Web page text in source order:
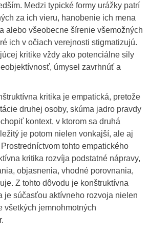
Medzi typické formy urážky patrí
za ich vieru, hanobenie ich mena
alebo všeobecne šírenie všemožných
ich v očiach verejnosti stigmatizujú.
kritike vždy ako potenciálne sily
úmysel zavrhnúť a
kritika je empatická, pretože
druhej osoby, skúma jadro pravdy
kontext, v ktorom sa druhá
je potom nielen vonkajší, ale aj
tohto empatického
kritika rozvíja podstatné nápravy,
objasnenia, vhodné porovnania,
Z tohto dôvodu je konštruktívna
je súčasťou aktívneho rozvoja nielen
všetkých jemnohmotných